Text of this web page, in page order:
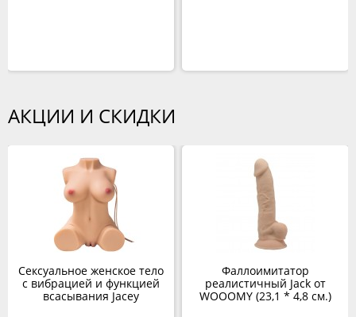
АКЦИИ И СКИДКИ
Сексуальное женское тело
с вибрацией и функцией
всасывания Jacey
Фаллоимитатор
реалистичный Jack от
WOOOMY (23,1 * 4,8 см.)